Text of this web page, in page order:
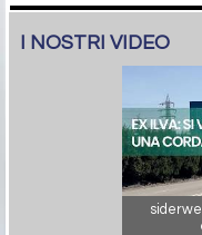
I NOSTRI VIDEO